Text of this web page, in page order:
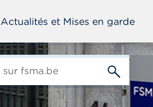
Actualités et Mises en garde